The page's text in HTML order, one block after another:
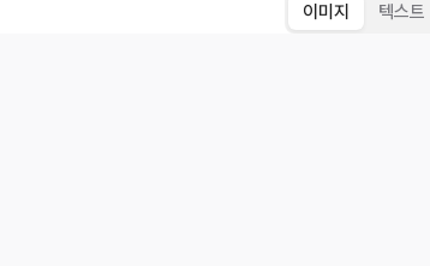
이미지 텍스트